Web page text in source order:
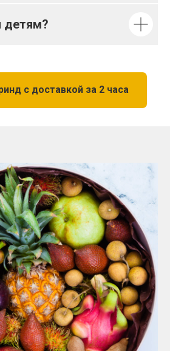
детям?
с доставкой за 2 часа